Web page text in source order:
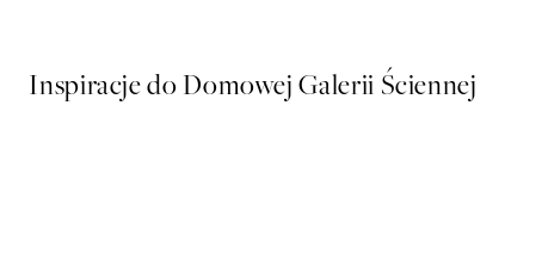
Inspiracje do Domowej Galerii Ściennej